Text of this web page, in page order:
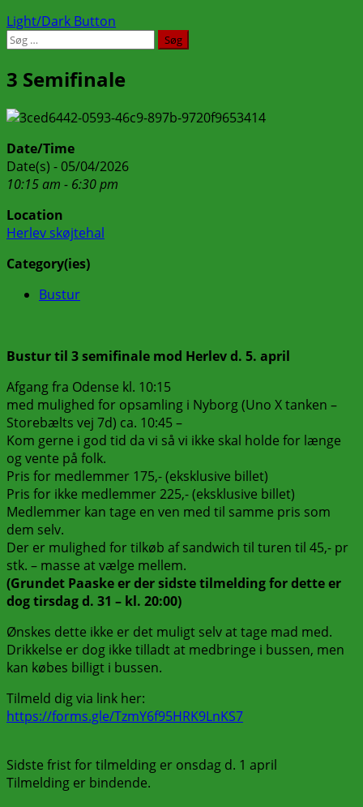
Light/Dark Button
Søg
3 Semifinale
Date/Time
Date(s) - 05/04/2026
10:15 am - 6:30 pm
Location
Herlev skøjtehal
Category(ies)
Bustur
Bustur til 3 semifinale mod Herlev d. 5. april
Afgang fra Odense kl. 10:15
med mulighed for opsamling i Nyborg (Uno X tanken –
Storebælts vej 7d) ca. 10:45 –
Kom gerne i god tid da vi så vi ikke skal holde for længe
og vente på folk.
Pris for medlemmer 175,- (eksklusive billet)
Pris for ikke medlemmer 225,- (eksklusive billet)
Medlemmer kan tage en ven med til samme pris som
dem selv.
Der er mulighed for tilkøb af sandwich til turen til 45,- pr
stk. – masse at vælge mellem.
(Grundet Paaske er der sidste tilmelding for dette er
dog tirsdag d. 31 – kl. 20:00)
Ønskes dette ikke er det muligt selv at tage mad med.
Drikkelse er dog ikke tilladt at medbringe i bussen, men
kan købes billigt i bussen.
Tilmeld dig via link her:
https://forms.gle/TzmY6f95HRK9LnKS7
Sidste frist for tilmelding er onsdag d. 1 april
Tilmelding er bindende.